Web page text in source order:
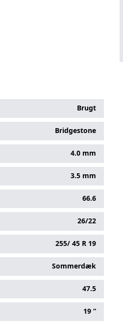
Brugt
Bridgestone
4.0 mm
3.5 mm
66.6
26/22
255/ 45 R 19
Sommerdæk
47.5
19 “